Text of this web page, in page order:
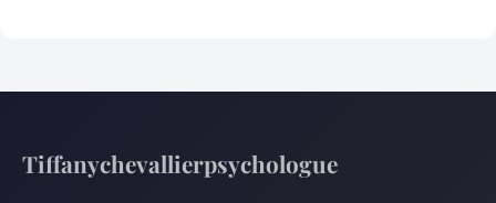
Tiffanychevallierpsychologue